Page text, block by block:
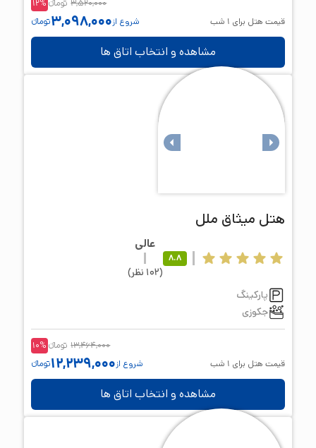
3,520,000 تومانء 12%
قیمت هتل برای 1 شب شروع از3,098,000تومانء
مشاهده و انتخاب اتاق ها
هتل میثاق ملل
8.8
عالی
(
102 نظر)
پارکینگ
جکوزی
13,464,000 تومانء 10%
قیمت هتل برای 1 شب شروع از12,239,000تومانء
مشاهده و انتخاب اتاق ها